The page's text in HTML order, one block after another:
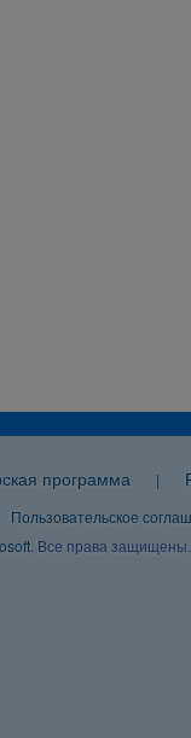
программа |
Пользовательское
. Все права защищены